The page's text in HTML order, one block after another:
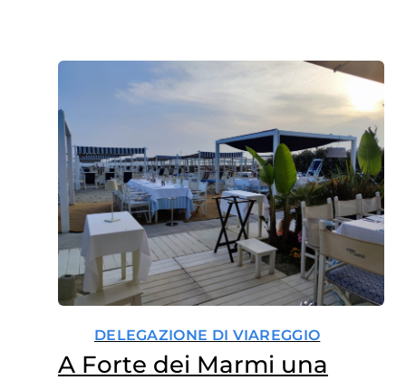
DELEGAZIONE DI VIAREGGIO
A Forte dei Marmi una